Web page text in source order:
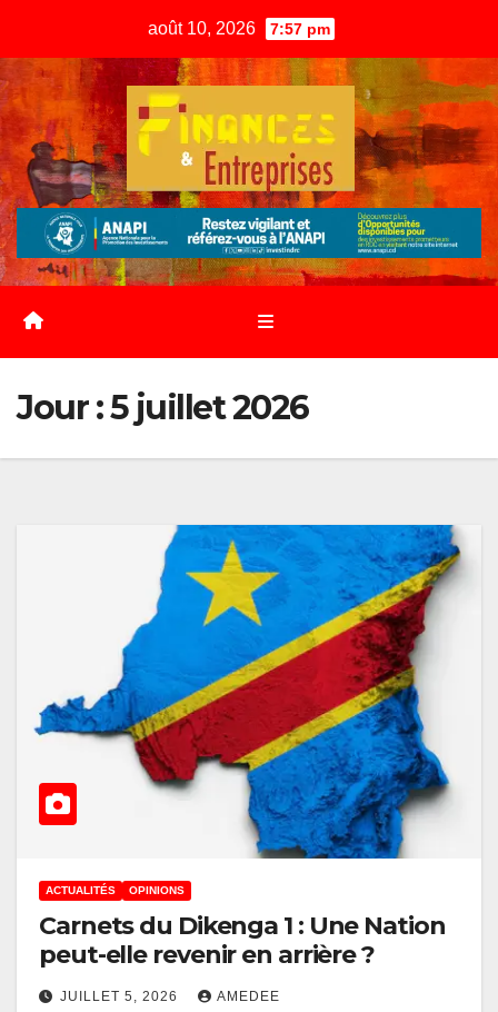
content
août 10, 2026 7:57 pm
Jour :5 juillet 2026
ACTUALITÉS OPINIONS
Carnets du Dikenga 1 : Une Nation
peut-elle revenir en arrière ?
JUILLET 5, 2026 AMEDEE